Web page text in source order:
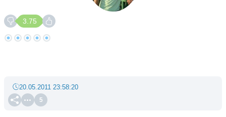
3.75
5
20.05.2011 23:58:20